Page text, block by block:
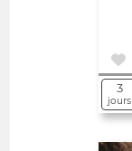
3
jours